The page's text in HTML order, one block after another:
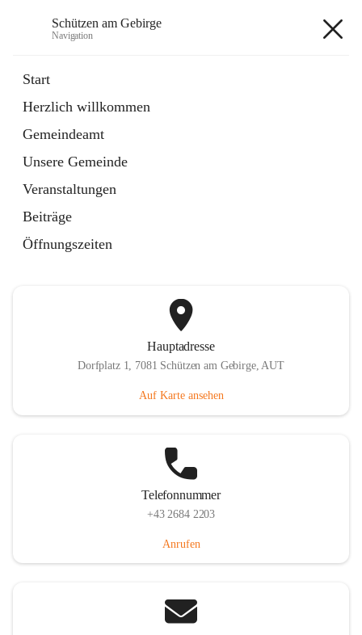
Schützen am Gebirge
Navigation
Start
Herzlich willkommen
Gemeindeamt
Unsere Gemeinde
Veranstaltungen
Beiträge
Öffnungszeiten
1 Schnellzugriff
Vereine
Artikel
öffnet
in
neuem
Tab
Hauptadresse
Dorfplatz 1, 7081 Schützen am Gebirge, AUT
Auf Karte ansehen
Telefonnummer
+43 2684 2203
Anrufen